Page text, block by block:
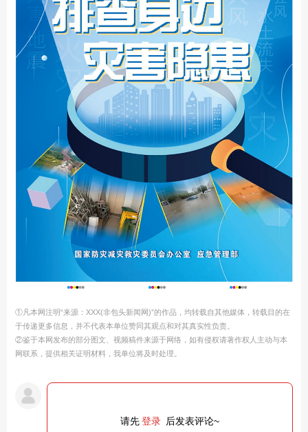
①凡本网注明“来源：XXX(非包头新闻网)”的作品，均转载自其他媒体，转载目的在
于传递更多信息，并不代表本单位赞同其观点和对其真实性负责。
②鉴于本网发布的部分图文、视频稿件来源于网络，如有侵权请著作权人主动与本
网联系，提供相关证明材料，我单位将及时处理。
请先登录 后发表评论~